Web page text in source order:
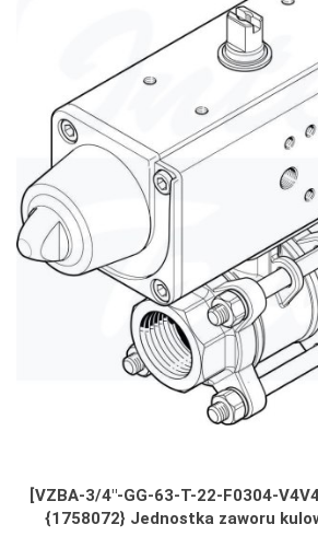
[VZBA-3/4"-GG-63-T-22-F0304-
{1758072} Jednostka zaworu